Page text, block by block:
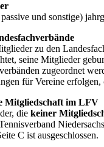
und sonstige)
zu den
seine Mitglieder
zugeordnet
für Vereine
Mitgliedschaft im LFV
die keiner
C ist ausgeschlossen.